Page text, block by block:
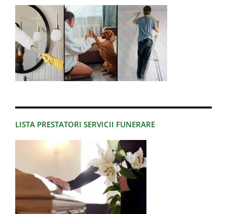
LISTA PRESTATORI SERVICII FUNERARE